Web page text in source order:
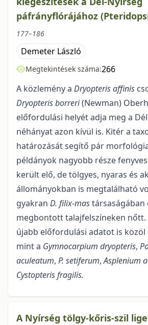
páfrányflórájához
177–186
Demeter László
Megtekintések száma:266
A közlemény a Dryopteris affinis
Dryopteris borreri(Newman)
előfordulási helyét adja meg a
néhányat azon kívül is. Kitér a
határozását segítő pár
példányok nagyobb része
került elő, de tölgyes, nyaras és
állományokban is megtalálható
gyakran D. filix-mastársaságában
megbontott talajfelszíneken nőtt.
újabb előfordulási adatot is
mint a Gymnocarpium dryopteris,
aculeatum, P. setiferum,Asplenium
Cystopteris fragilis.
A Nyírség tölgy-kőris-szil